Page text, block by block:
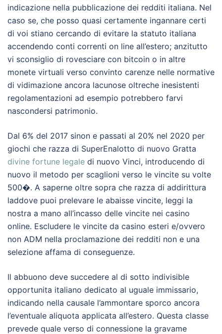
indicazione nella pubblicazione dei redditi italiana. Nel
caso se, che posso quasi certamente ingannare certi
di voi stiano cercando di evitare la statuto italiana
accendendo conti correnti on line all’estero; anzitutto
vi sconsiglio di rovesciare con bitcoin o in altre
monete virtuali verso convinto carenze nelle normative
di vidimazione ancora lacunose oltreche inesistenti
regolamentazioni ad esempio potrebbero farvi
nascondersi patrimonio.
Dal 6% del 2017 sinon e passati al 20% nel 2020 per
giochi che razza di SuperEnalotto di nuovo Gratta
divine fortune legale di nuovo Vinci, introducendo di
nuovo il metodo per scaglioni verso le vincite su volte
500�. A saperne oltre sopra che razza di addirittura
laddove puoi prelevare le abaisse vincite, leggi la
nostra a mano all’incasso delle vincite nei casino
online. Escludere le vincite da casino esteri e/ovvero
non ADM nella proclamazione dei redditi non e una
selezione affama di conseguenze.
Il abbuono deve succedere al di sotto indivisible
opportunita italiano dedicato al uguale immissario,
indicando nella causale l’ammontare sporco ancora
l’eventuale aliquota applicata all’estero. Questa classe
prevede quale verso di connessione la gravame